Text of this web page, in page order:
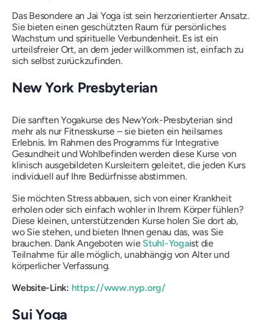
Das Besondere an Jai Yoga ist sein herzorientierter Ansatz.
Sie bieten einen geschützten Raum für persönliches
Wachstum und spirituelle Verbundenheit. Es ist ein
urteilsfreier Ort, an dem jeder willkommen ist, einfach zu
sich selbst zurückzufinden.
New York Presbyterian
Die sanften Yogakurse des NewYork-Presbyterian sind
mehr als nur Fitnesskurse – sie bieten ein heilsames
Erlebnis. Im Rahmen des Programms für Integrative
Gesundheit und Wohlbefinden werden diese Kurse von
klinisch ausgebildeten Kursleitern geleitet, die jeden Kurs
individuell auf Ihre Bedürfnisse abstimmen.
Sie möchten Stress abbauen, sich von einer Krankheit
erholen oder sich einfach wohler in Ihrem Körper fühlen?
Diese kleinen, unterstützenden Kurse holen Sie dort ab,
wo Sie stehen, und bieten Ihnen genau das, was Sie
brauchen. Dank Angeboten wie Stuhl-Yogaist die
Teilnahme für alle möglich, unabhängig von Alter und
körperlicher Verfassung.
Website-Link: https://www.nyp.org/
Sui Yoga